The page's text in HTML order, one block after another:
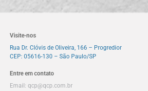
Visite-nos
Rua Dr. Clóvis de Oliveira, 166 – Progredior
CEP: 05616-130 – São Paulo/SP
Entre em contato
Email: qcp@qcp.com.br